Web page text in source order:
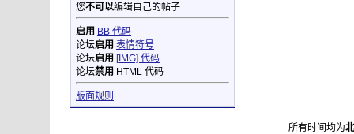
您不可以编辑自己的帖子
启用 BB 代码
论坛启用 表情符号
论坛启用 [IMG] 代码
论坛禁用 HTML 代码
版面规则
所有时间均为